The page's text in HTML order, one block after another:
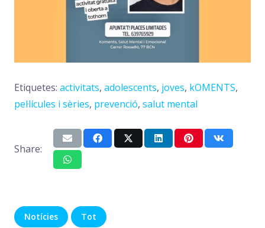
Etiquetes: activitats, adolescents, joves, kOMENTS,
pel·lícules i sèries, prevenció, salut mental
Share:
Notícies Tot